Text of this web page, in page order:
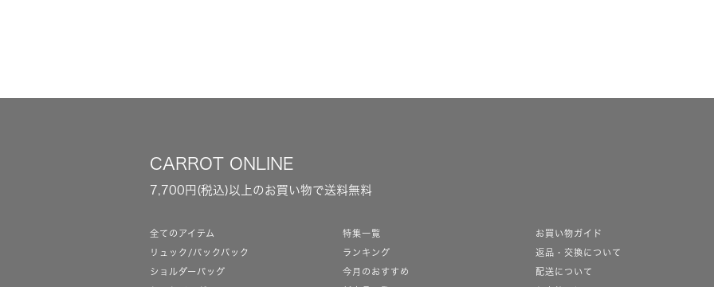
CARROT ONLINE
7,700円(税込)以上のお買い物で送料無料
全てのアイテム
リュック/バックパック
ショルダーバッグ
特集一覧
ランキング
今月のおすすめ
お買い物ガイド
返品・交換について
配送について